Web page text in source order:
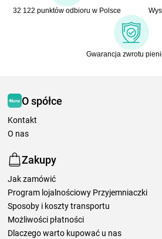
32 122 punktów odbioru w Polsce
Gwarancja zwrotu
O spółce
Kontakt
O nas
Zakupy
Jak zamówić
Program lojalnościowy Przyjemniaczki
Sposoby i koszty transportu
Możliwości płatności
Dlaczego warto kupować u nas